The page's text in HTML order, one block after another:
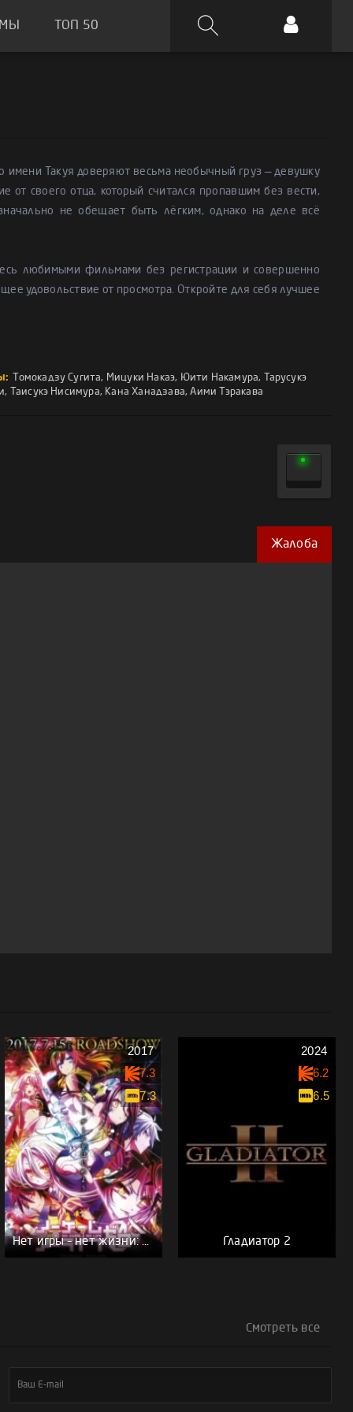
ТОП 50
имени Такуя доверяют весьма необычный груз — девушку
своего отца, который считался пропавшим без вести,
не обещает быть лёгким, однако на деле всё
любимыми фильмами без регистрации и совершенно
удовольствие от просмотра. Откройте для себя лучшее
Томокадзу Сугита, Мицуки Накаэ, Юити Накамура,
Тарусукэ
, Таисукэ Нисимура, Кана Ханадзава,Аими Тэракава
Жалоба
Нет игры – нет жизни: Ноль
2017
7.3
7.3
Гладиатор 2
2024
6.2
6.5
Смотреть все